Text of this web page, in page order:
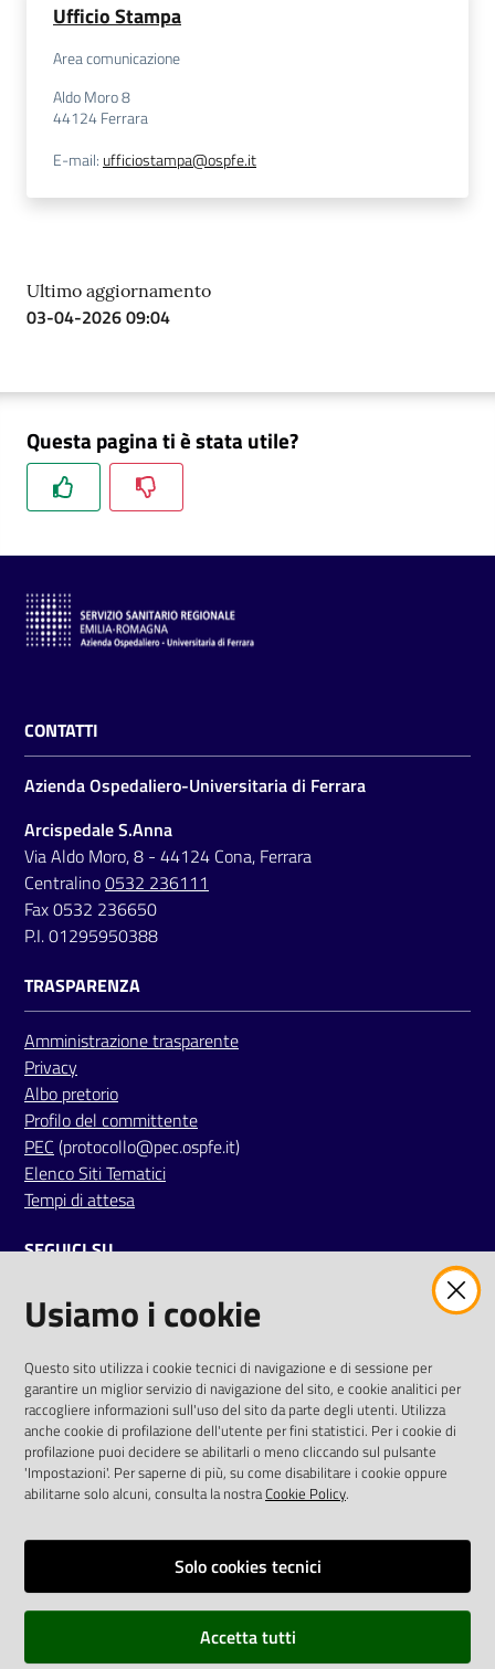
Ufficio Stampa
Area comunicazione
Aldo Moro 8
44124Ferrara
E-mail: ufficiostampa@ospfe.it
Ultimo aggiornamento
03-04-2026 09:04
Questa pagina ti è stata utile?
CONTATTI
Azienda Ospedaliero-Universitaria di Ferrara
Arcispedale S.Anna
Via Aldo Moro, 8 - 44124 Cona, Ferrara
Centralino0532 236111
Fax 0532 236650
P.I. 01295950388
TRASPARENZA
Amministrazione trasparente
Privacy
Albo pretorio
Profilo del committente
PEC (protocollo@pec.ospfe.it)
Elenco Siti Tematici
Tempi di attesa
SEGUICI SU
twitterfacebookyoutube
AREA DIPENDENTI
Posta Elettronica Aziendale
Cloud aziendale(manuale di istruzioni)
Portale del Dipendente
Sito intranet
Redazione web
Usiamo i cookie
Questo sito utilizza i cookie tecnici di navigazione e di sessione per
garantire un miglior servizio di navigazione del sito, e cookie analitici per
raccogliere informazioni sull'uso del sito da parte degli utenti. Utilizza
anche cookie di profilazione dell'utente per fini statistici. Per i cookie di
profilazione puoi decidere se abilitarli o meno cliccando sul pulsante
'Impostazioni'. Per saperne di più, su come disabilitare i cookie oppure
abilitarne solo alcuni, consulta la nostraCookie Policy.
Solo cookies tecnici
Accetta tutti